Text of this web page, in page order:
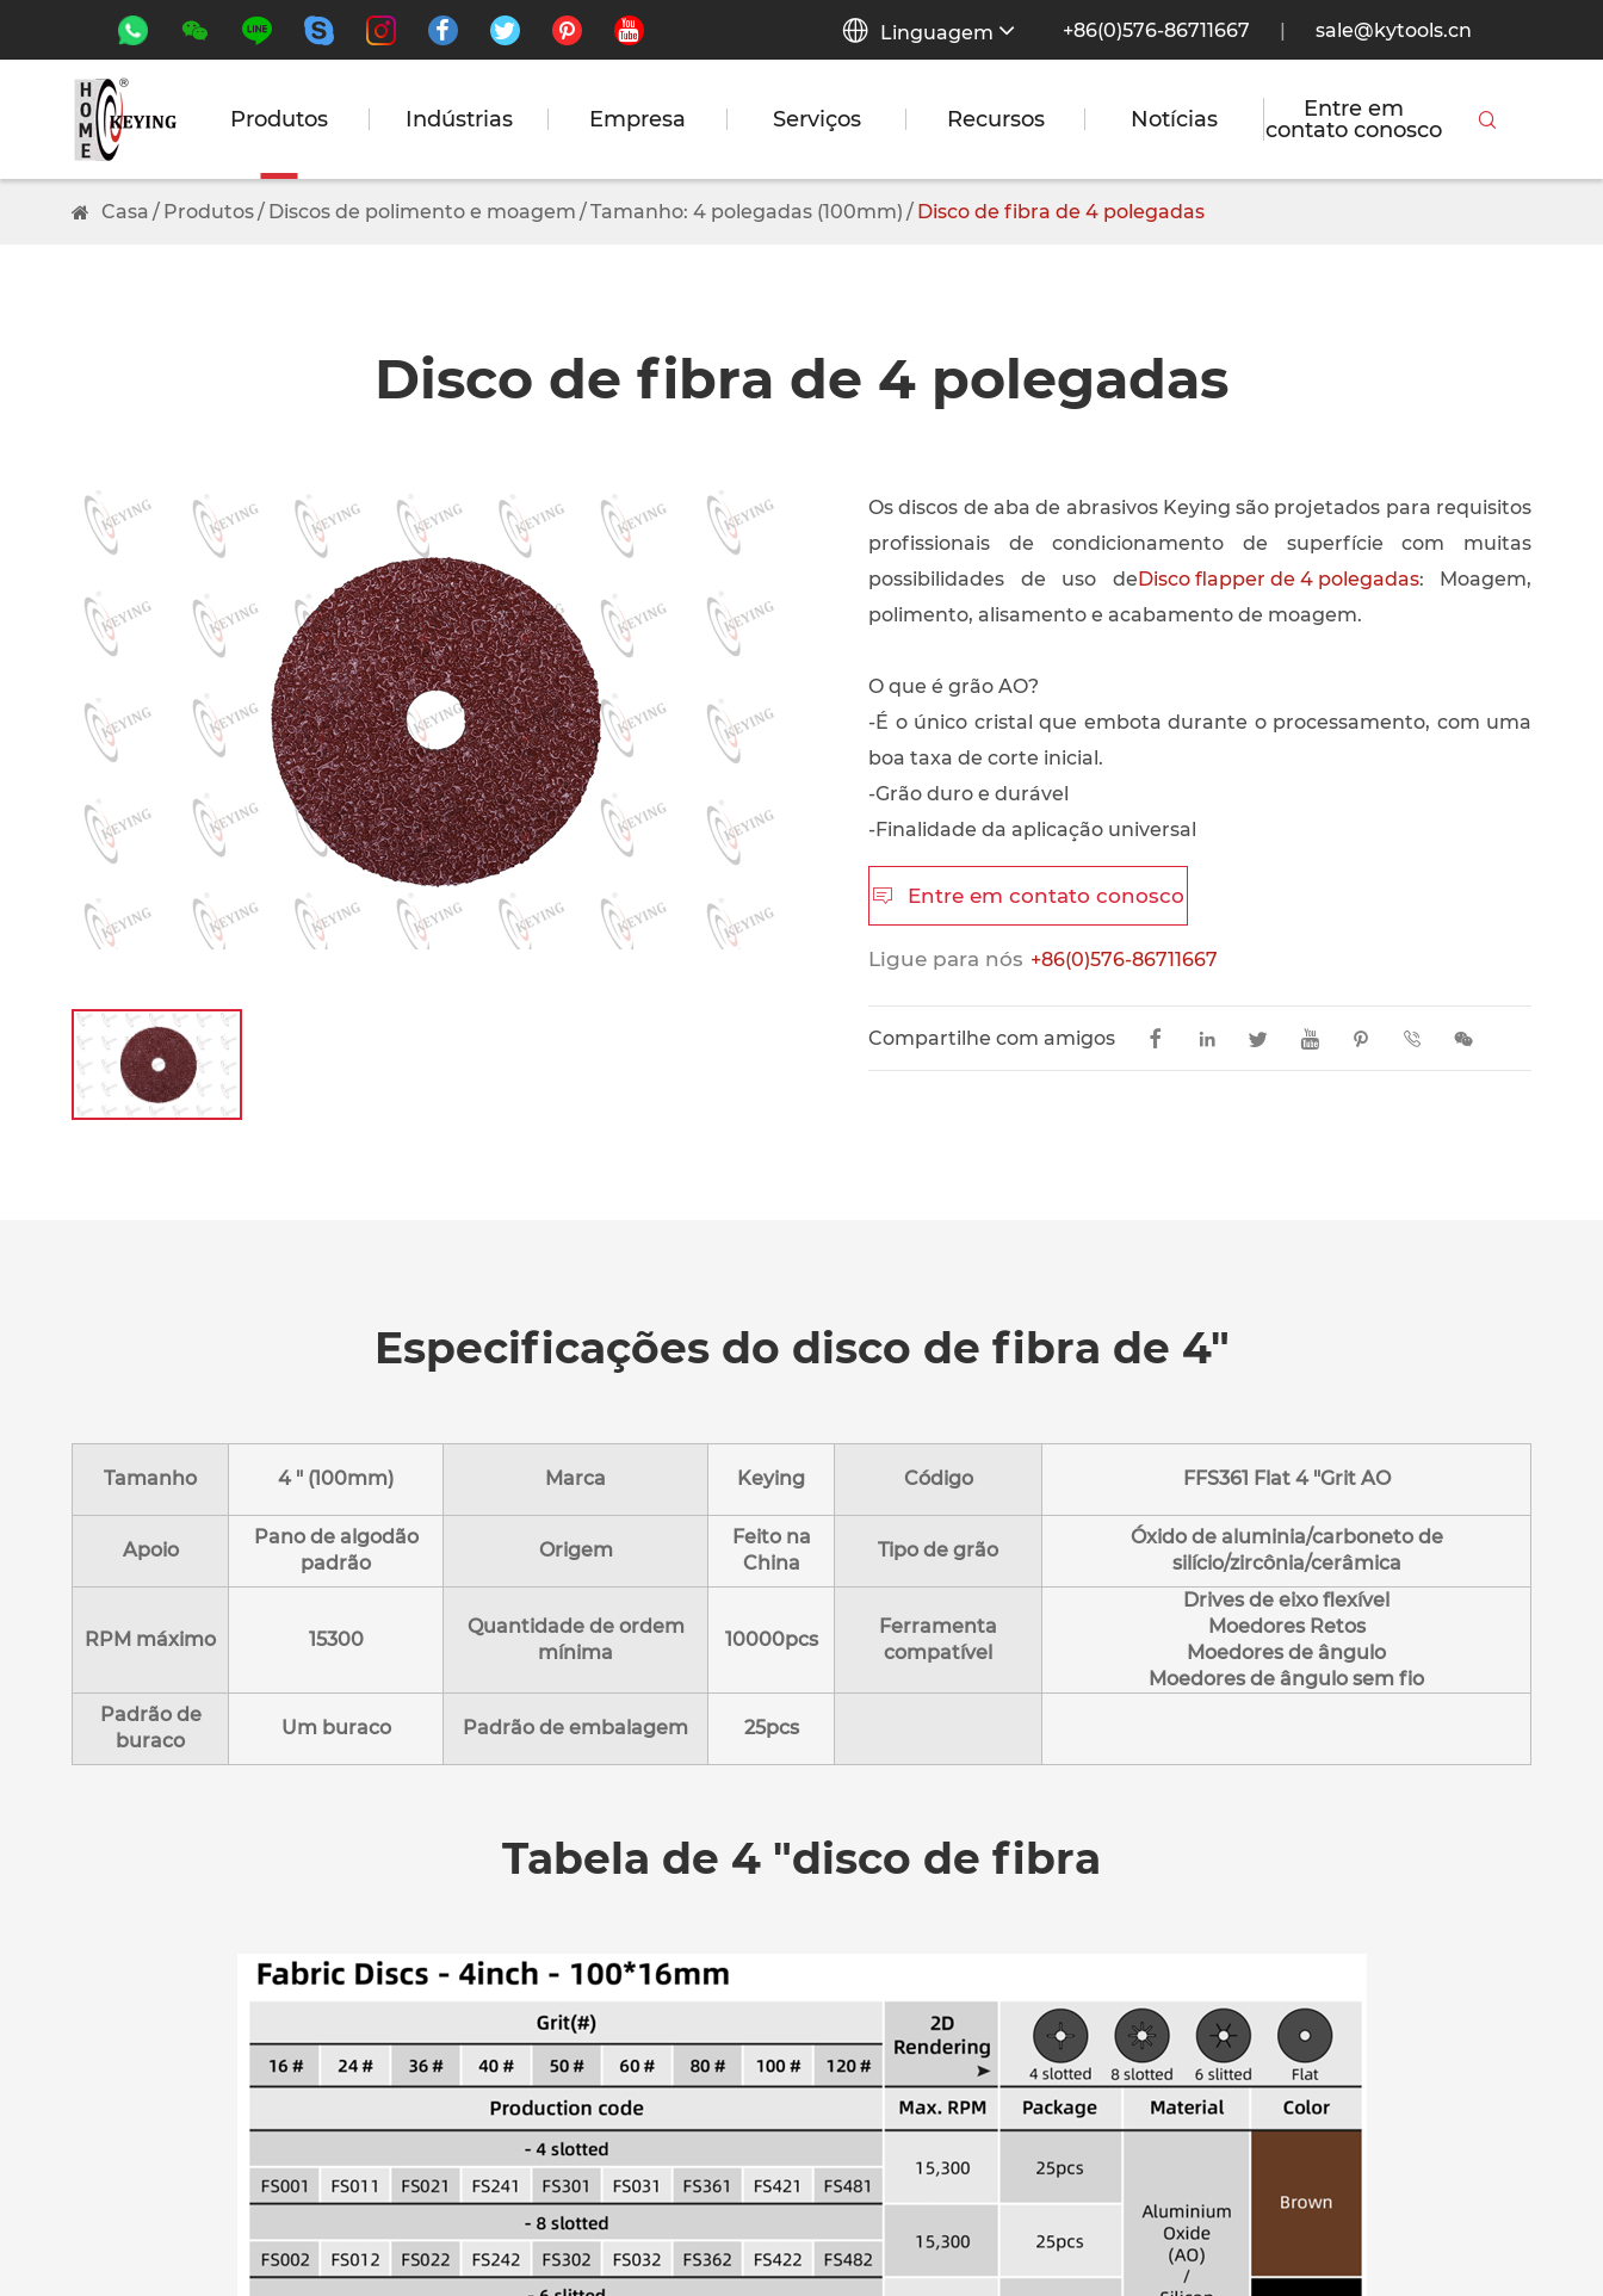
        Linguagem +86(0)576-86711667 | sale@kytools.cn
Produtos Indústrias Empresa Serviços Recursos Notícias
Entre em
contato conosco

Casa Produtos Discos de polimento e moagem Tamanho: 4 polegadas (100mm) Disco de fibra de 4 polegadas
Disco de fibra de 4 polegadas
Os discos de aba de abrasivos Keying são projetados para requisitos
profissionais de condicionamento de superfície com muitas
possibilidades de uso deDisco flapper de 4 polegadas: Moagem,
polimento, alisamento e acabamento de moagem.
O que é grão AO?
-É o único cristal que embota durante o processamento, com uma
boa taxa de corte inicial.
-Grão duro e durável
-Finalidade da aplicação universal
 Entre em contato conosco
Ligue para nós +86(0)576-86711667
Compartilhe com amigos       
Especificações do disco de fibra de 4"
Tamanho 4 " (100mm) Marca Keying Código FFS361 Flat 4 "Grit AO
Apoio
Pano de algodão
padrão
Origem
Feito na
China
Tipo de grão
Óxido de aluminia/carboneto de
silício/zircônia/cerâmica
RPM máximo 15300
Quantidade de ordem
mínima
10000pcs
Ferramenta
compatível
Drives de eixo flexível
Moedores Retos
Moedores de ângulo
Moedores de ângulo sem fio
Padrão de
buraco
Um buraco Padrão de embalagem 25pcs
Tabela de 4 "disco de fibra